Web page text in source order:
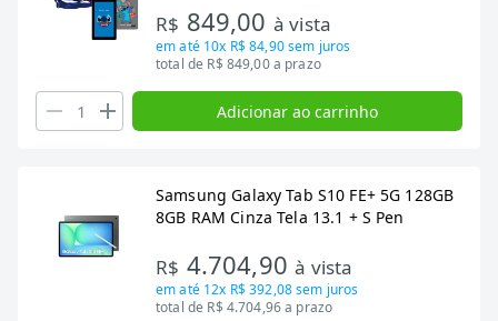
Preto
R$ 849,00 à vista
em até 10x R$ 84,90sem juros
total de R$ 849,00 a prazo
Adicionar ao carrinho
Samsung Galaxy Tab S10 FE+ 5G 128GB
8GB RAM Cinza Tela 13.1 + S Pen
R$ 4.704,90à vista
em até 12x R$ 392,08sem juros
total de R$ 4.704,96 a prazo